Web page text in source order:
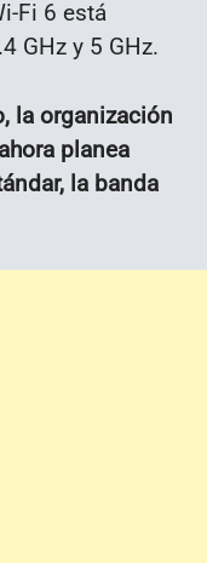
Fi 6 está
GHz y 5 GHz.
la organización
ahora planea
la banda